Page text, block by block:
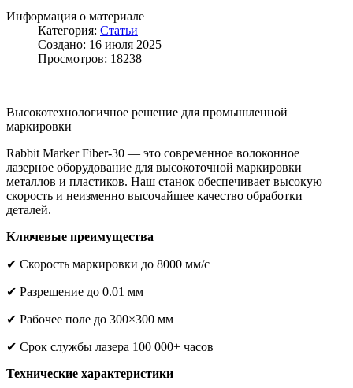
Информация о материале
Категория: Статьи
Создано: 16 июля 2025
Просмотров: 18238
Высокотехнологичное решение для промышленной
маркировки
Rabbit Marker Fiber-30 — это современное волоконное
лазерное оборудование для высокоточной маркировки
металлов и пластиков. Наш станок обеспечивает высокую
скорость и неизменно высочайшее качество обработки
деталей.
Ключевые преимущества
✔ Скорость маркировки до 8000 мм/с
✔ Разрешение до 0.01 мм
✔ Рабочее поле до 300×300 мм
✔ Срок службы лазера 100 000+ часов
Технические характеристики